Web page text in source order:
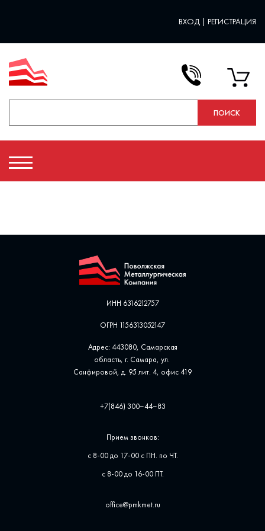
ВХОД | РЕГИСТРАЦИЯ
ИНН 6316212757
ОГРН 1156313052147
Адрес: 443080, Самарская
область, г. Самара, ул. ​
Санфировой, д. 95 лит. 4, офис ​419
+7(846) 300‒44‒83
Прием звонков:
с 8-00 до 17-00 с ПН. по ЧТ.
с 8-00 до 16-00 ПТ.
office@pmkmet.ru